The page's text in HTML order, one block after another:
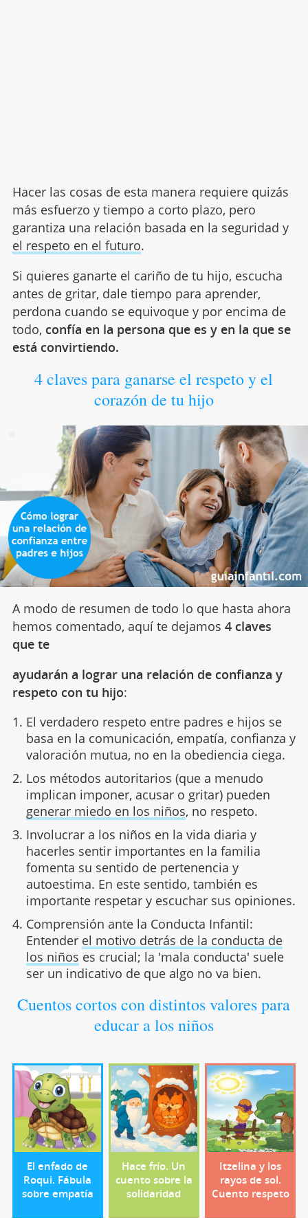
Hacer las cosas de esta manera requiere quizás
más esfuerzo y tiempo a corto plazo, pero
garantiza una relación basada en la seguridad y
el respeto en el futuro.
Si quieres ganarte el cariño de tu hijo, escucha
antes de gritar, dale tiempo para aprender,
perdona cuando se equivoque y por encima de
todo, confía en la persona que es y en la que se
está convirtiendo.
4 claves para ganarse el respeto y el
corazón de tu hijo
A modo de resumen de todo lo que hasta ahora
hemos comentado, aquí te dejamos 4 claves
que te
ayudarán a lograr una relación de confianza y
respeto con tu hijo:
El verdadero respeto entre padres e hijos se
basa en la comunicación, empatía, confianza y
valoración mutua, no en la obediencia ciega.
Los métodos autoritarios (que a menudo
implican imponer, acusar o gritar) pueden
generar miedo en los niños, no respeto.
Involucrar a los niños en la vida diaria y
hacerles sentir importantes en la familia
fomenta su sentido de pertenencia y
autoestima. En este sentido, también es
importante respetar y escuchar sus opiniones.
Comprensión ante la Conducta Infantil:
Entender el motivo detrás de la conducta de
los niños es crucial; la 'mala conducta' suele
ser un indicativo de que algo no va bien.
Cuentos cortos con distintos valores para
educar a los niños
El enfado de
Roqui. Fábula
sobre empatía
Hace frío. Un
cuento sobre la
solidaridad
Itzelina y los
rayos de sol.
Cuento respeto